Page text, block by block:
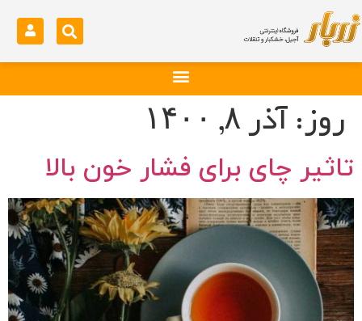
روز:آذر ۸, ۱۴۰۰
تاثیر چای برای فشار خون بالا